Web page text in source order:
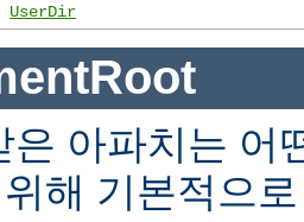
UserDir
은 아파치는 어
해 기본적으